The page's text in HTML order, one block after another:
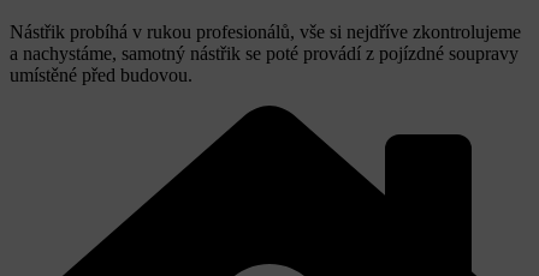
Nástřik probíhá v rukou profesionálů, vše si nejdříve zkontrolujeme
a nachystáme, samotný nástřik se poté provádí z pojízdné soupravy
umístěné před budovou.